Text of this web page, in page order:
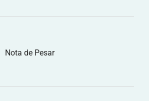
Nota de Pesar